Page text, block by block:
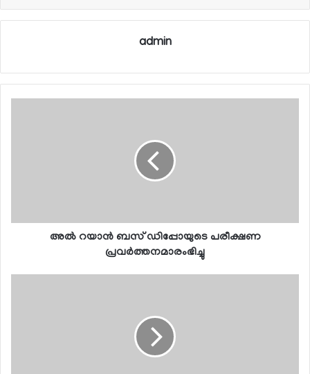
admin
അല്‍ റയാന്‍ ബസ് ഡിപ്പോയുടെ പരീക്ഷണ
പ്രവര്‍ത്തനമാരംഭിച്ചു